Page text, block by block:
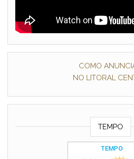
COMO
NO LITORAL
TEMPO